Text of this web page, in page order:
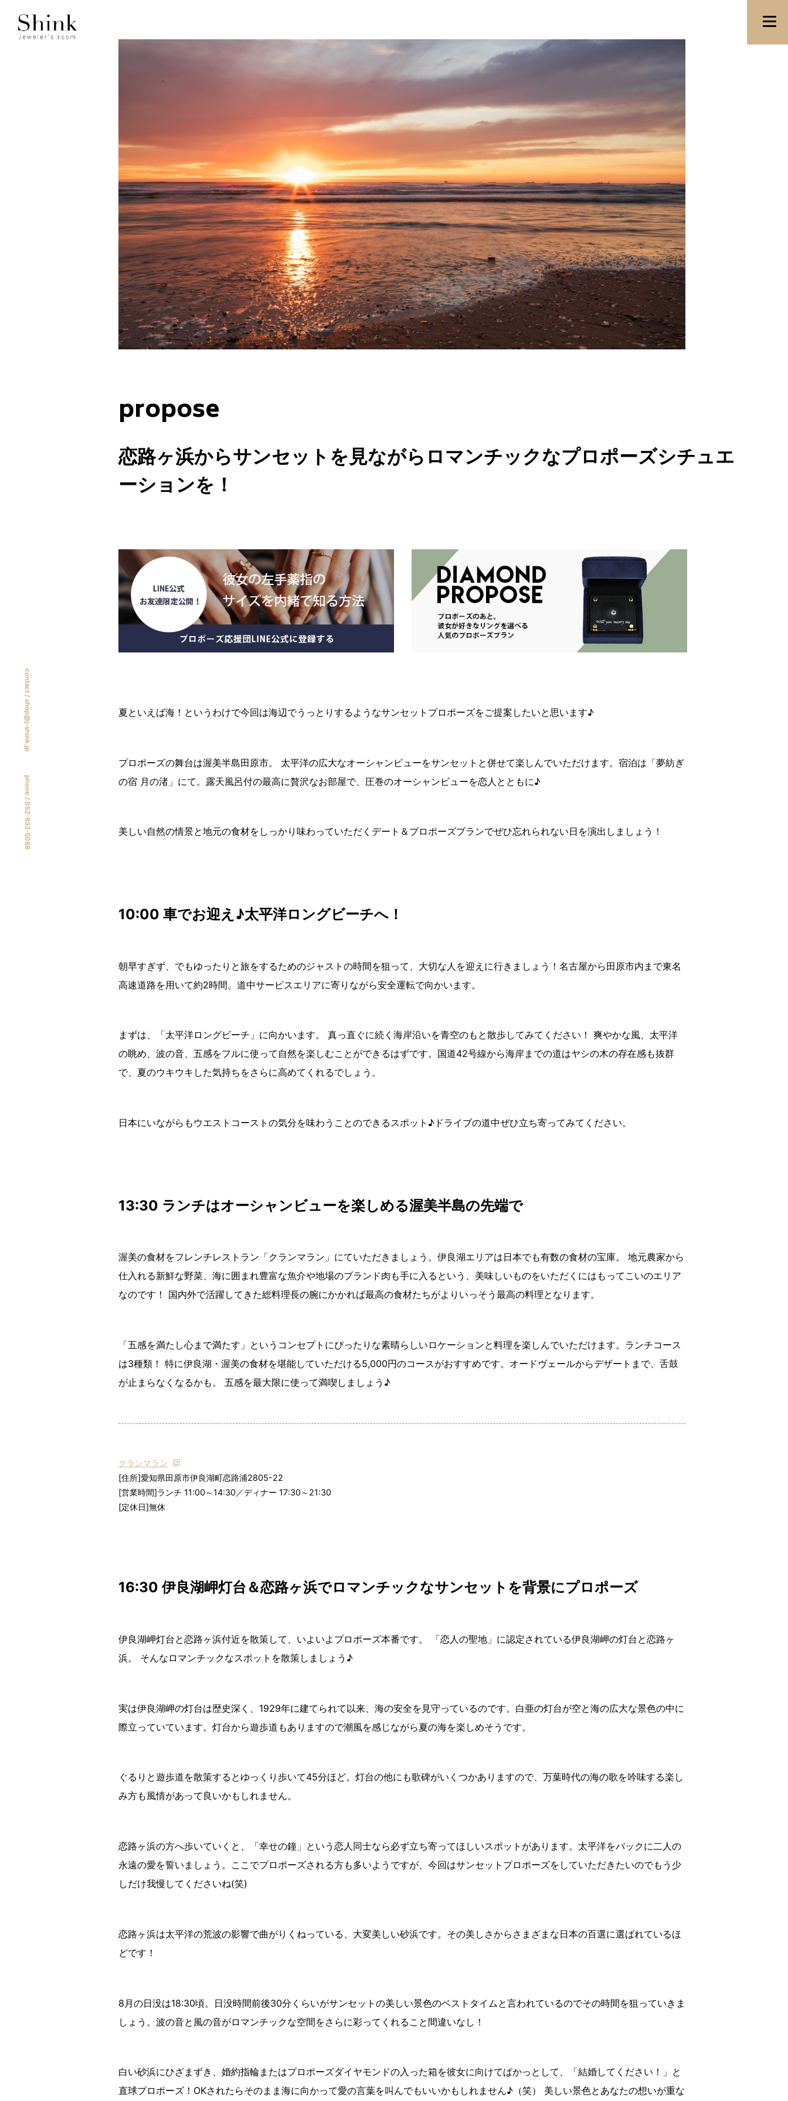
contact /
shop@j-shink.jp
phone /
052-933-5088
propose
恋路ヶ浜からサンセットを見ながらロマンチックなプロポーズシチュエ
ーションを！
夏といえば海！というわけで今回は海辺でうっとりするようなサンセットプロポーズをご提案したいと思います♪
プロポーズの舞台は渥美半島田原市。 太平洋の広大なオーシャンビューをサンセットと併せて楽しんでいただけます。宿泊は「夢紡ぎ
の宿 月の渚」にて。露天風呂付の最高に贅沢なお部屋で、圧巻のオーシャンビューを恋人とともに♪
美しい自然の情景と地元の食材をしっかり味わっていただくデート＆プロポーズプランでぜひ忘れられない日を演出しましょう！
10:00 車でお迎え♪太平洋ロングビーチへ！
朝早すぎず、でもゆったりと旅をするためのジャストの時間を狙って、大切な人を迎えに行きましょう！名古屋から田原市内まで東名
高速道路を用いて約2時間。道中サービスエリアに寄りながら安全運転で向かいます。
まずは、「太平洋ロングビーチ」に向かいます。 真っ直ぐに続く海岸沿いを青空のもと散歩してみてください！ 爽やかな風、太平洋
の眺め、波の音、五感をフルに使って自然を楽しむことができるはずです。国道42号線から海岸までの道はヤシの木の存在感も抜群
で、夏のウキウキした気持ちをさらに高めてくれるでしょう。
日本にいながらもウエストコーストの気分を味わうことのできるスポット♪ドライブの道中ぜひ立ち寄ってみてください。
13:30 ランチはオーシャンビューを楽しめる渥美半島の先端で
渥美の食材をフレンチレストラン「クランマラン」にていただきましょう。伊良湖エリアは日本でも有数の食材の宝庫。 地元農家から
仕入れる新鮮な野菜、海に囲まれ豊富な魚介や地場のブランド肉も手に入るという、美味しいものをいただくにはもってこいのエリア
なのです！ 国内外で活躍してきた総料理長の腕にかかれば最高の食材たちがよりいっそう最高の料理となります。
「五感を満たし心まで満たす」というコンセプトにぴったりな素晴らしいロケーションと料理を楽しんでいただけます。ランチコース
は3種類！ 特に伊良湖・渥美の食材を堪能していただける5,000円のコースがおすすめです。オードヴェールからデザートまで、舌鼓
が止まらなくなるかも。 五感を最大限に使って満喫しましょう♪
クランマラン
[住所]愛知県田原市伊良湖町恋路浦2805-22
[営業時間]ランチ 11:00～14:30／ディナー 17:30～21:30
[定休日]無休
16:30 伊良湖岬灯台＆恋路ヶ浜でロマンチックなサンセットを背景にプロポーズ
伊良湖岬灯台と恋路ヶ浜付近を散策して、いよいよプロポーズ本番です。 「恋人の聖地」に認定されている伊良湖岬の灯台と恋路ヶ
浜。 そんなロマンチックなスポットを散策しましょう♪
実は伊良湖岬の灯台は歴史深く、1929年に建てられて以来、海の安全を見守っているのです。白亜の灯台が空と海の広大な景色の中に
際立っていています。灯台から遊歩道もありますので潮風を感じながら夏の海を楽しめそうです。
ぐるりと遊歩道を散策するとゆっくり歩いて45分ほど。灯台の他にも歌碑がいくつかありますので、万葉時代の海の歌を吟味する楽し
み方も風情があって良いかもしれません。
恋路ヶ浜の方へ歩いていくと、「幸せの鐘」という恋人同士なら必ず立ち寄ってほしいスポットがあります。太平洋をバックに二人の
永遠の愛を誓いましょう。ここでプロポーズされる方も多いようですが、今回はサンセットプロポーズをしていただきたいのでもう少
しだけ我慢してくださいね(笑)
恋路ヶ浜は太平洋の荒波の影響で曲がりくねっている、大変美しい砂浜です。その美しさからさまざまな日本の百選に選ばれているほ
どです！
8月の日没は18:30頃。日没時間前後30分くらいがサンセットの美しい景色のベストタイムと言われているのでその時間を狙っていきま
しょう。波の音と風の音がロマンチックな空間をさらに彩ってくれること間違いなし！
白い砂浜にひざまずき、婚約指輪またはプロポーズダイヤモンドの入った箱を彼女に向けてぱかっとして、「結婚してください！」と
直球プロポーズ！OKされたらそのまま海に向かって愛の言葉を叫んでもいいかもしれません♪（笑） 美しい景色とあなたの想いが重な